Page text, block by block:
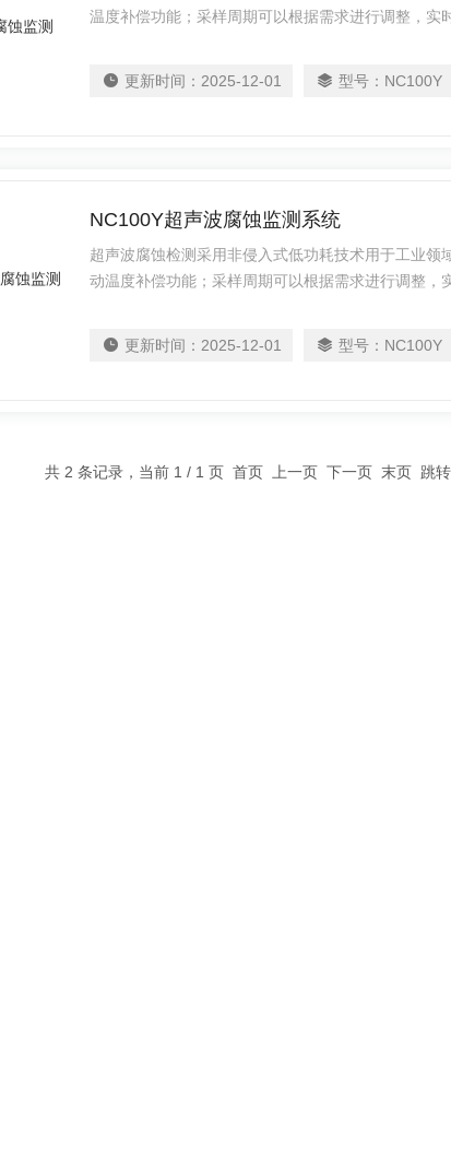
温度补偿功能；采样周期可以根据需求进行调整，实
更新时间： 2025-12-01 型号： NC100Y
NC100Y超声波腐蚀监测系统
超声波腐蚀检测采用非侵入式低功耗技术用于工业领
动温度补偿功能；采样周期可以根据需求进行调整，
更新时间： 2025-12-01 型号： NC100Y
共 2 条记录，当前 1 / 1 页 首页 上一页 下一页 末页 跳